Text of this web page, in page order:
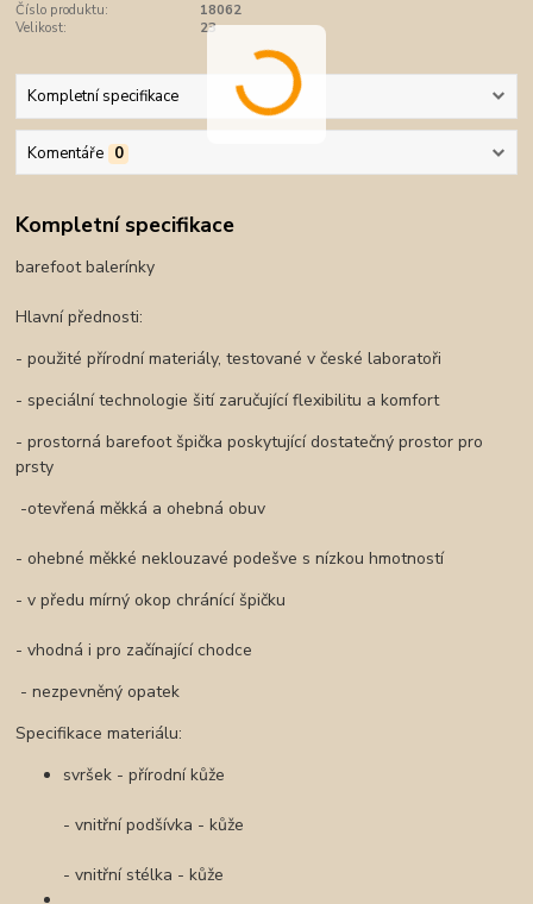
Číslo produktu:
18062
Velikost:
23
Kompletní specifikace
Komentáře 0
Kompletní specifikace
barefoot balerínky
Hlavní přednosti:
- použité přírodní materiály, testované v české laboratoři
- speciální technologie šití zaručující flexibilitu a komfort
- prostorná barefoot špička poskytující dostatečný prostor pro
prsty
-otevřená měkká a ohebná obuv
- ohebné měkké neklouzavé podešve s nízkou hmotností
- v předu mírný okop chránící špičku
- vhodná i pro začínající chodce
- nezpevněný opatek
Specifikace materiálu:
svršek - přírodní kůže
- vnitřní podšívka - kůže
- vnitřní stélka - kůže